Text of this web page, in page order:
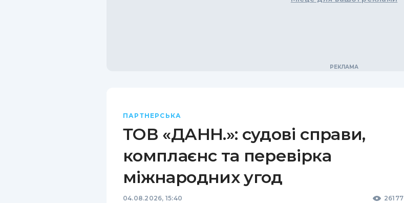
ПАРТНЕРСЬКА
ТОВ «ДАНН.»: судові справи,
комплаєнс та перевірка
міжнародних угод
04.08.2026, 15:40 26177